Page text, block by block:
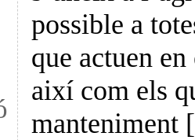
possible a
que actuen
així com els